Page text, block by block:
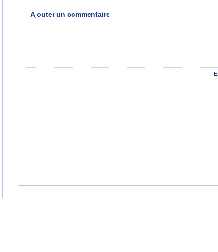
Ajouter un commentaire